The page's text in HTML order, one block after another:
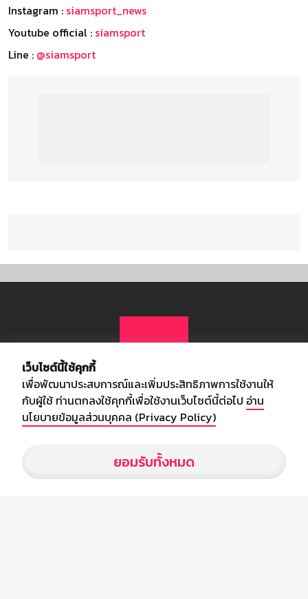
Instagram : siamsport_news
Youtube official : siamsport
Line : @siamsport
เกี่ยวกับเรา
อัพเดทข่าวสารวงการกีฬา ฟุตบอล ผลบอล ผลฟุตบอลทั่วโลก ฟรีเมียร์
ลีก ไทยลีก ฟุตบอลโลก ยูฟ่าแซมเปี้ยนส์ลีก พร้อมทั้งวิเคราะห์บอล จาก
เว็บไซต์นี้ใช้คุกกี้
เพื่อพัฒนาประสบการณ์และเพิ่มประสิทธิภาพการใช้งานให้
กับผู้ใช้ ท่านตกลงใช้คุกกี้เพื่อใช้งานเว็บไซต์นี้ต่อไป อ่าน
นโยบายข้อมูลส่วนบุคคล (Privacy Policy)
ยอมรับทั้งหมด